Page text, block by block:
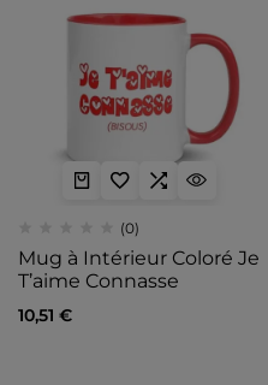
(0)
Mug à Intérieur Coloré Je
T’aime Connasse
10,51 €